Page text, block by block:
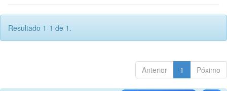
Resultado 1-1 de 1.
Anterior 1 Póximo